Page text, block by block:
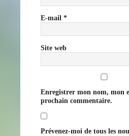
E-mail *
Site web
Enregistrer mon nom, mon
prochain commentaire.
Prévenez-moi de tous les